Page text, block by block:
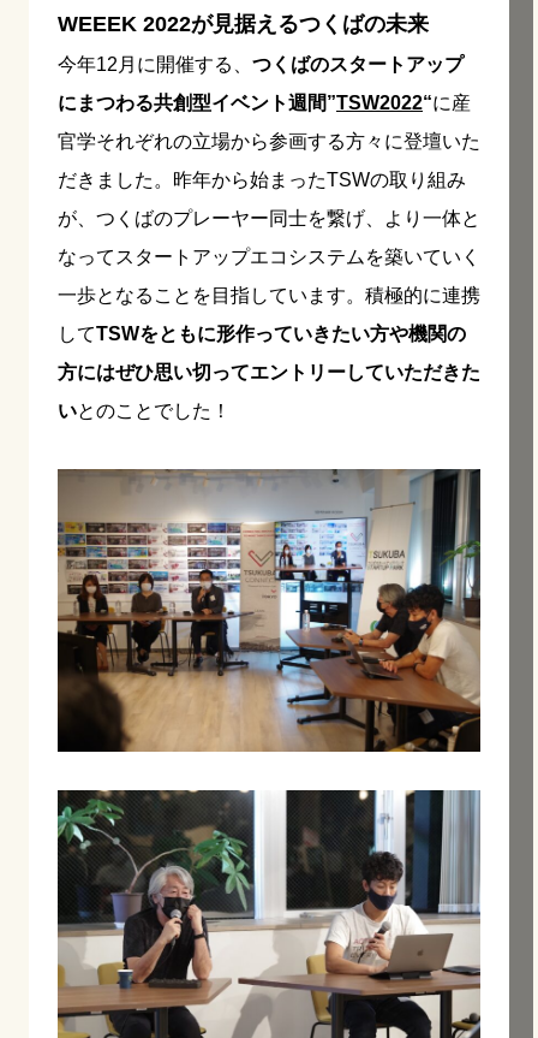
WEEEK 2022が見据えるつくばの未来
今年12月に開催する、 つくばのスタートアップ
にまつわる共創型イベント週間”TSW2022“に産
官学それぞれの立場から参画する方々に登壇いた
だきました。昨年から始まったTSWの取り組み
が、つくばのプレーヤー同士を繋げ、より一体と
なってスタートアップエコシステムを築いていく
一歩となることを目指しています。積極的に連携
してTSWをともに形作っていきたい方や機関の
方にはぜひ思い切ってエントリーしていただきた
いとのことでした！